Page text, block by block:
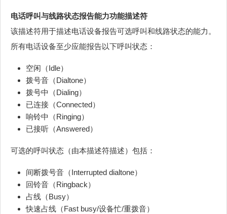
电话呼叫与线路状态报告能力功能描述符
该描述符用于描述电话设备报告可选呼叫和线路状态的能力。
所有电话设备至少应能报告以下呼叫状态：
空闲（Idle）
拨号音（Dialtone）
拨号中（Dialing）
已连接（Connected）
响铃中（Ringing）
已接听（Answered）
可选的呼叫状态（由本描述符描述）包括：
间断拨号音（Interrupted dialtone）
回铃音（Ringback）
占线（Busy）
快速占线（Fast busy/设备忙/重拨音）